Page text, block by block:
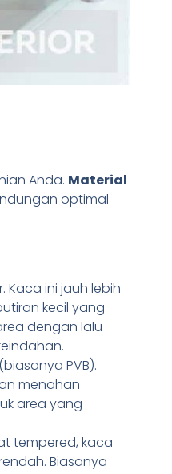
Anda. Material
optimal
Kaca ini jauh lebih
kecil yang
dengan lalu
PVB).
menahan
area yang
tempered, kaca
Biasanya